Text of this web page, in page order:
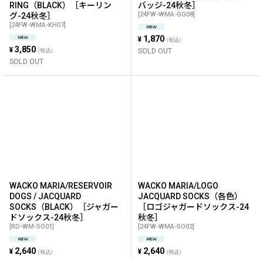
RING（BLACK）［キーリン
グ-24秋冬］
[24FW-WMA-KH07]
¥ 3,850 (税込)
SOLD OUT
バッジ-24秋冬］
[24FW-WMA-GG08]
¥ 1,870 (税込)
SOLD OUT
WACKO MARIA/RESERVOIR
DOGS / JACQUARD
SOCKS（BLACK）［ジャガー
ドソックス-24秋冬］
[RD-WM-SO01]
¥ 2,640 (税込)
WACKO MARIA/LOGO
JACQUARD SOCKS（各色）
［ロゴジャガードソックス-24
秋冬］
[24FW-WMA-SO02]
¥ 2,640 (税込)